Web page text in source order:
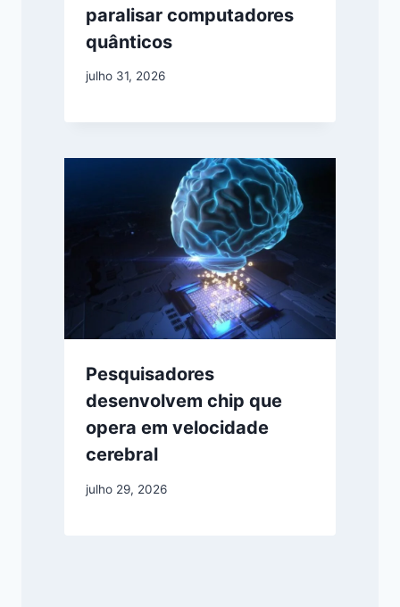
paralisar computadores
quânticos
julho 31, 2026
Pesquisadores
desenvolvem chip que
opera em velocidade
cerebral
julho 29, 2026